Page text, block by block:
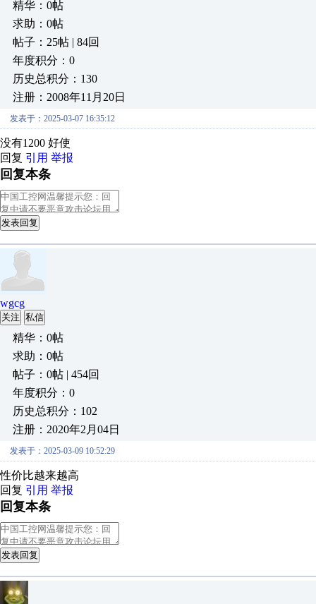
精华：0帖
求助：0帖
帖子：25帖 | 84回
年度积分：0
历史总积分：130
注册：2008年11月20日
发表于：2025-03-07 16:35:12
没有1200 好使
回复 引用 举报
回复本条
发表回复
wgcg
关注 私信
精华：0帖
求助：0帖
帖子：0帖 | 454回
年度积分：0
历史总积分：102
注册：2020年2月04日
发表于：2025-03-09 10:52:29
性价比越来越高
回复 引用 举报
回复本条
发表回复